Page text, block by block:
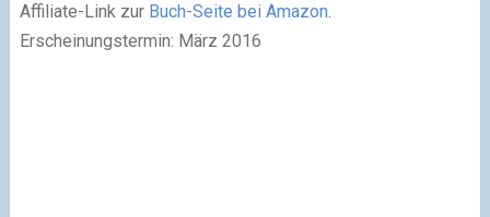
Affiliate-Link zur Buch-Seite bei Amazon.
Erscheinungstermin: März 2016